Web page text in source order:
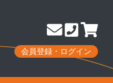
会員登録・ログイン